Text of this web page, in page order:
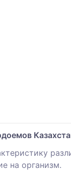
на организм.